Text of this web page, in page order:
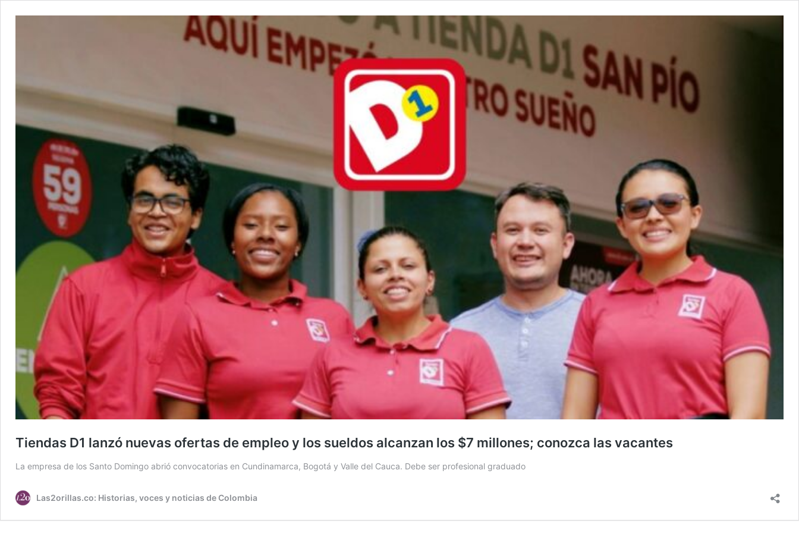
Tiendas D1 lanzó nuevas ofertas de empleo y los sueldos alcanzan los $7 millones; conozca las vacantes
La empresa de los Santo Domingo abrió convocatorias en Cundinamarca, Bogotá y Valle del Cauca. Debe ser profesional graduado
Las2orillas.co: Historias, voces y noticias de Colombia